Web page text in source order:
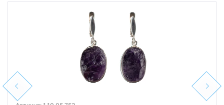
Previous Next